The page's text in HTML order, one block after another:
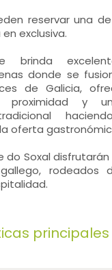
reservar una
exclusiva.
brinda
donde se
de Galicia,
y
oferta
do Soxal
rodeados
principales